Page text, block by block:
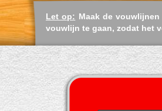
Let op: Maak de
vouwlijn te gaan, zodat het